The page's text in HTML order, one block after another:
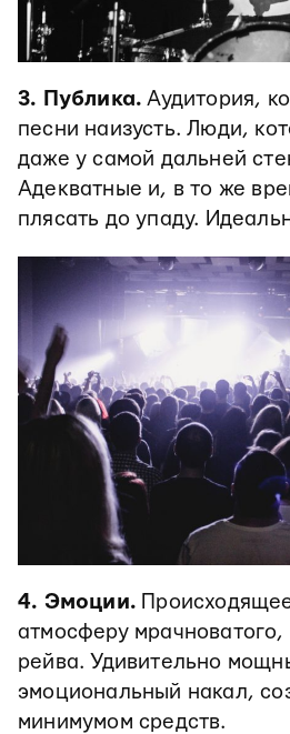
3. Публика. Аудитория,
песни наизусть. Люди,
даже у самой дальней
Адекватные и, в то же
плясать до упаду.
4. Эмоции.
атмосферу мрачноватого,
рейва. Удивительно
эмоциональный накал,
минимумом средств.